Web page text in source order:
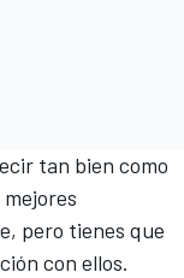
tan bien como
pero tienes que
con ellos.